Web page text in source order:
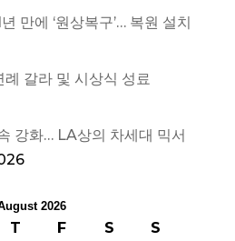
만에 ‘원상복구’… 복원 설치
갈라 및 시상식 성료
강화… LA상의 차세대 믹서
2026
T F S
S